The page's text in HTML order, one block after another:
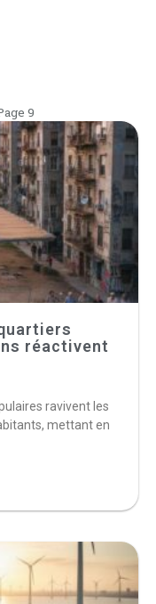
9
réactivent
ravivent les
mettant en